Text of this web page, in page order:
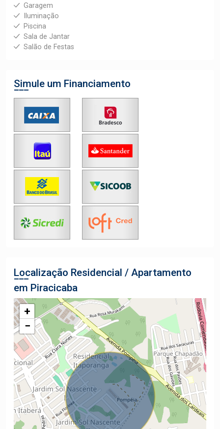
Garagem
Iluminação
Piscina
Sala de Jantar
Salão de Festas
Simule um Financiamento
Localização Residencial / Apartamento
em Piracicaba
+
−